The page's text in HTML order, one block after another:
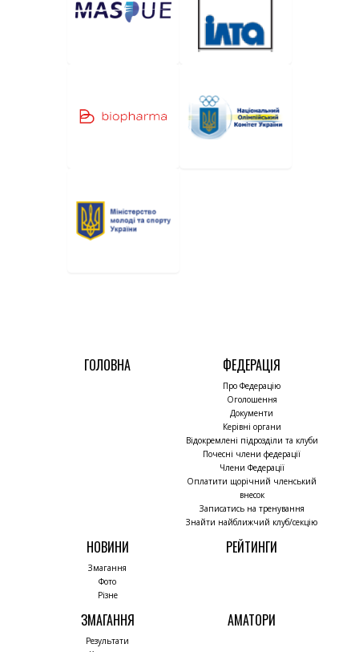
ГОЛОВНА ФЕДЕРАЦІЯ
Про Федерацію
Оголошення
Документи
Керівні органи
Відокремлені підрозділи та клуби
Почесні члени федерації
Члени Федерації
Оплатити щорічний членський
внесок
Записатись на тренування
Знайти найближчий клуб/секцію
НОВИНИ
Змагання
Фото
Різне
РЕЙТИНГИ
ЗМАГАННЯ
Результати
АМАТОРИ